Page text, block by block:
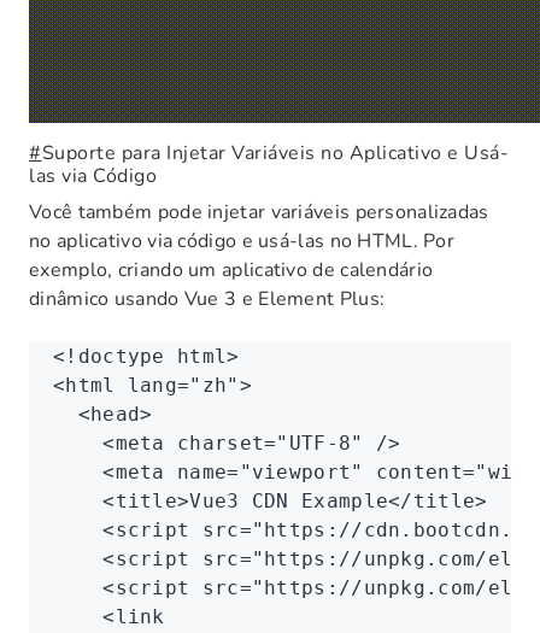
#Suporte para Injetar Variáveis no Aplicativo e Usá-
las via Código
Você também pode injetar variáveis personalizadas
no aplicativo via código e usá-las no HTML. Por
exemplo, criando um aplicativo de calendário
dinâmico usando Vue 3 e Element Plus:
<! doctype html>
<html lang="zh" >
  <
head>
    <
meta charset="UTF-8"
/>
    <
meta name= "viewport" content=
    <
title>Vue3 CDN Example</title>
    <
script src="https://
    <
script src="https://unpkg.com/
    <
script src="https://unpkg.com/
    <
link